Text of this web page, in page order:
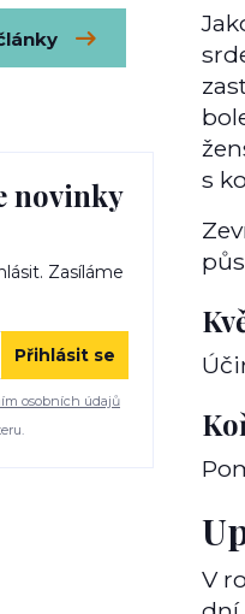
novinky
Zasíláme
Přihlásit se
osobních údajů
s
V